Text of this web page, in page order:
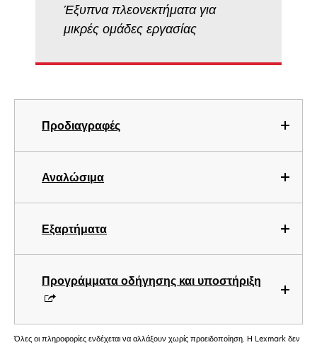
Προδιαγραφές
Αναλώσιμα
Εξαρτήματα
Προγράμματα οδήγησης και υποστήριξη
Έξυπνα πλεονεκτήματα για
μικρές ομάδες εργασίας
Όλες οι πληροφορίες ενδέχεται να αλλάξουν χωρίς προειδοποίηση. Η Lexmark δεν